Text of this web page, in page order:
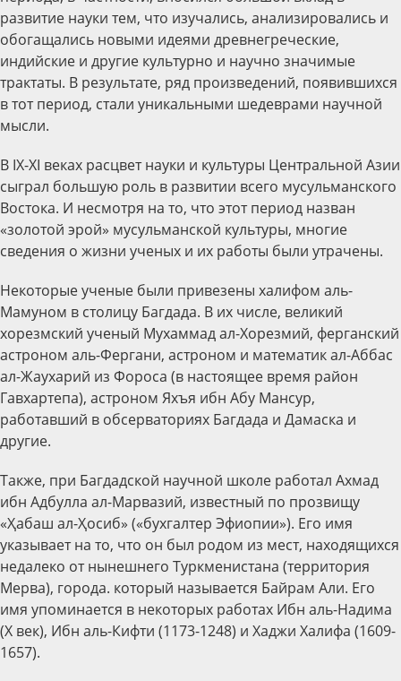
развитие науки тем, что изучались, анализировались и
обогащались новыми идеями древнегреческие,
индийские и другие культурно и научно значимые
трактаты. В результате, ряд произведений, появившихся
в тот период, стали уникальными шедеврами научной
мысли.
В IX-XI веках расцвет науки и культуры Центральной Азии
сыграл большую роль в развитии всего мусульманского
Востока. И несмотря на то, что этот период назван
«золотой эрой» мусульманской культуры, многие
сведения о жизни ученых и их работы были утрачены.
Некоторые ученые были привезены халифом аль-
Мамуном в столицу Багдада. В их числе, великий
хорезмский ученый Мухаммад ал-Хорезмий, ферганский
астроном аль-Фергани, астроном и математик ал-Аббас
ал-Жаухарий из Фороса (в настоящее время район
Гавхартепа), астроном Яхъя ибн Абу Мансур,
работавший в обсерваториях Багдада и Дамаска и
другие.
Также, при Багдадской научной школе работал Ахмад
ибн Адбулла ал-Марвазий, известный по прозвищу
«Ҳабаш ал-Ҳосиб» («бухгалтер Эфиопии»). Его имя
указывает на то, что он был родом из мест, находящихся
недалеко от нынешнего Туркменистана (территория
Мерва), города. который называется Байрам Али. Его
имя упоминается в некоторых работах Ибн аль-Надима
(Х век), Ибн аль-Кифти (1173-1248) и Хаджи Халифа (1609-
1657).